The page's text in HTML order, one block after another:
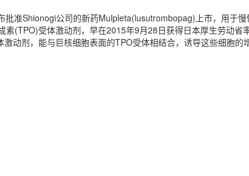
Shionogi公司的新药Mulpleta(lusutrombopag)上市，用于慢
受体激动剂，早在2015年9月28日获得日本厚生劳动省
动剂，能与巨核细胞表面的TPO受体相结合，诱导这些细胞